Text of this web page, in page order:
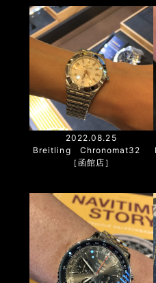
2022.08.25
Breitling Chronomat32
［函館店］